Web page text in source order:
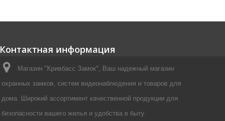
Контактная информация
Магазин "Кривбасс Замок", Ваш надежный магазин
охранных замков, систем видеонаблюдения и товаров для
дома. Широкий ассортимент качественной продукции для
безопасности вашего жилья и удобства в быту.